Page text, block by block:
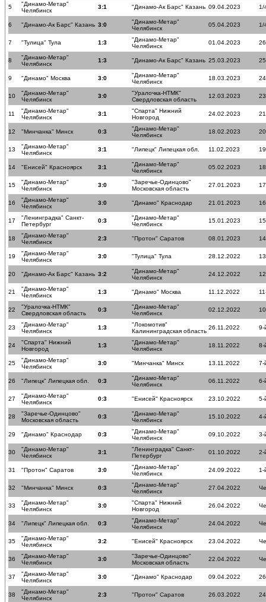
5
"Динамо-Метар"
Челябинск
3:1 "Динамо-Ак Барс" Казань 09.04.2023 1/
6 "Динамо-Ак Барс" Казань 3:0
"Динамо-Метар"
Челябинск
05.04.2023 1/
7 "Тулица" Тула 1:3
"Динамо-Метар"
Челябинск
01.04.2023
8
"Динамо-Метар"
Челябинск
1:3 "Динамо-Ак Барс" Казань 25.03.2023
9 "Динамо" Москва 3:0
"Динамо-Метар"
Челябинск
18.03.2023
10
"Динамо-Метар"
Челябинск
3:0
"Уралочка-НТМК"
Свердловская область
12.03.2023
11
"Динамо-Метар"
Челябинск
3:1
"Спарта" Нижний
Новгород
24.02.2023
12 "Минчанка" Минск 0:3
"Динамо-Метар"
Челябинск
18.02.2023
13
"Динамо-Метар"
Челябинск
3:1 "Липецк" Липецкая обл. 11.02.2023
14 "Енисей" Красноярск 3:1
"Динамо-Метар"
Челябинск
05.02.2023
15
"Динамо-Метар"
Челябинск
3:0
"Заречье-Одинцово"
Московская область
27.01.2023
16
"Динамо-Метар"
Челябинск
3:0 "Динамо" Краснодар 21.01.2023
17
"Ленинградка" Санкт-
Петербург
0:3
"Динамо-Метар"
Челябинск
15.01.2023
18
"Динамо-Метар"
Челябинск
2:3 "Протон" Саратов 08.01.2023
19
"Динамо-Метар"
Челябинск
3:0 "Тулица" Тула 28.12.2022
20 "Динамо-Ак Барс" Казань 3:2
"Динамо-Метар"
Челябинск
24.12.2022
21
"Динамо-Метар"
Челябинск
1:3 "Динамо" Москва 11.12.2022
22
"Уралочка-НТМК"
Свердловская область
0:3
"Динамо-Метар"
Челябинск
02.12.2022
23
"Динамо-Метар"
Челябинск
1:3
"Локомотив"
Калининградская область
26.11.2022 9-
24
"Спарта" Нижний
Новгород
1:3
"Динамо-Метар"
Челябинск
18.11.2022 8-
25
"Динамо-Метар"
Челябинск
3:0 "Минчанка" Минск 13.11.2022 7-
26 "Липецк" Липецкая обл. 0:3
"Динамо-Метар"
Челябинск
06.11.2022 6-
27
"Динамо-Метар"
Челябинск
0:3 "Енисей" Красноярск 23.10.2022 5-
28
"Заречье-Одинцово"
Московская область
0:3
"Динамо-Метар"
Челябинск
15.10.2022 4-
29 "Динамо" Краснодар 0:3
"Динамо-Метар"
Челябинск
09.10.2022 3-
30
"Динамо-Метар"
Челябинск
3:1
"Ленинградка" Санкт-
Петербург
01.10.2022 2-
31 "Протон" Саратов 3:0
"Динамо-Метар"
Челябинск
24.09.2022 1-
32 "Минчанка" Минск 0:3
"Динамо-Метар"
Челябинск
27.04.2022
33
"Динамо-Метар"
Челябинск
3:0
"Спарта" Нижний
Новгород
26.04.2022
34 "Липецк" Липецкая обл. 0:3
"Динамо-Метар"
Челябинск
24.04.2022
35
"Динамо-Метар"
Челябинск
3:2 "Енисей" Красноярск 23.04.2022
36
"Динамо-Метар"
Челябинск
3:0
"Заречье-Одинцово"
Московская область
22.04.2022
37
"Динамо-Метар"
Челябинск
3:0 "Динамо" Краснодар 09.04.2022
38
"Динамо-Метар"
Челябинск
2:3 "Протон" Саратов 26.03.2022